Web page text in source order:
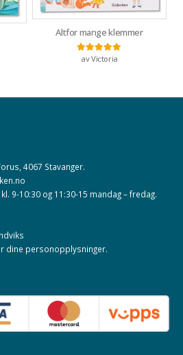
Altfor mange klemmer
Vurdert5av 5
av Victoria
4067 Stavanger.
9-10:30 og 11:30-15 mandag – fredag.
dine personopplysninger.